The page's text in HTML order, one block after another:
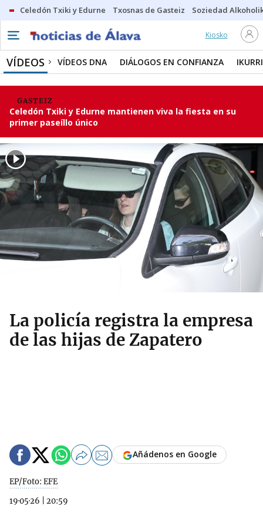
Celedón Txiki y Edurne Txosnas de Gasteiz Soziedad
Kiosko
VÍDEOS VÍDEOS DNA DIÁLOGOS EN CONFIANZA
GASTEIZ
Celedón Txiki y Edurne mantienen viva la fiesta en su
primer paseíllo único
La policía registra la empresa
de las hijas de Zapatero
EP/Foto: EFE
19·05·26
20:59
Añádenos en Google